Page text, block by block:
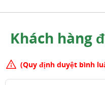
Khách hàng
(Quy định duyệt bình